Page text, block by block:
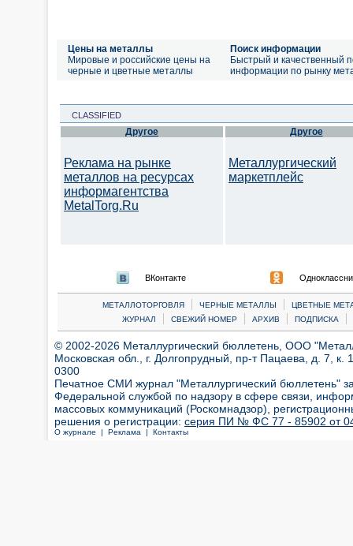
Цены на металлы
Мировые и российские цены на
черные и цветные металлы
Поиск информации
Быстрый и качественный
информации по рынку
CLASSIFIED
Другое
Реклама на рынке
металлов на ресурсах
информагентства
MetalTorg.Ru
Другое
Металлургический
маркетплейс
ВКонтакте
МЕТАЛЛОТОРГОВЛЯ | ЧЕРНЫЕ МЕТАЛЛЫ |
ЦВЕТНЫЕ
ЖУРНАЛ
| СВЕЖИЙ НОМЕР | АРХИВ | ПОДПИСКА |
© 2002-2026 Металлургический бюллетень, ООО
Московская обл., г. Долгопрудный, пр-т Пацаева, д. 7,
0300
Печатное СМИ журнал "Металлургический бюллетень"
Федеральной службой по надзору в сфере связи,
массовых коммуникаций (Роскомнадзор),
решения о регистрации: серия ПИ № ФС 77 - 85902 от 04
О журнале | Реклама | Контакты